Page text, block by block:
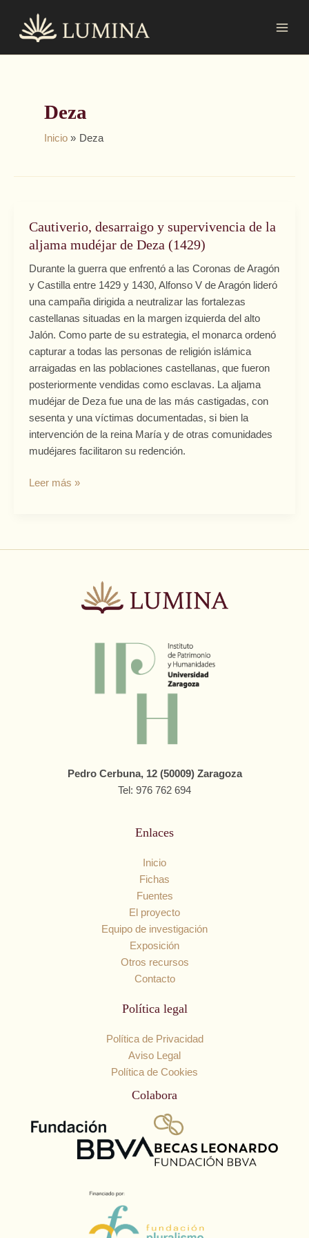
contenido
Deza
Inicio Deza
Cautiverio, desarraigo y supervivencia de la
aljama mudéjar de Deza (1429)
Durante la guerra que enfrentó a las Coronas de Aragón
y Castilla entre 1429 y 1430, Alfonso V de Aragón lideró
una campaña dirigida a neutralizar las fortalezas
castellanas situadas en la margen izquierda del alto
Jalón. Como parte de su estrategia, el monarca ordenó
capturar a todas las personas de religión islámica
arraigadas en las poblaciones castellanas, que fueron
posteriormente vendidas como esclavas. La aljama
mudéjar de Deza fue una de las más castigadas, con
sesenta y una víctimas documentadas, si bien la
intervención de la reina María y de otras comunidades
mudéjares facilitaron su redención.
Cautiverio,
desarraigo
supervivencia
de
la
aljama
mudéjar
de
Deza
(1429)
Leer más »
Pedro Cerbuna, 12 (50009) Zaragoza
Tel: 976 762 694
Enlaces
Inicio
Fichas
Fuentes
El proyecto
Equipo de investigación
Exposición
Otros recursos
Contacto
Política legal
Política de Privacidad
Aviso Legal
Política de Cookies
Colabora